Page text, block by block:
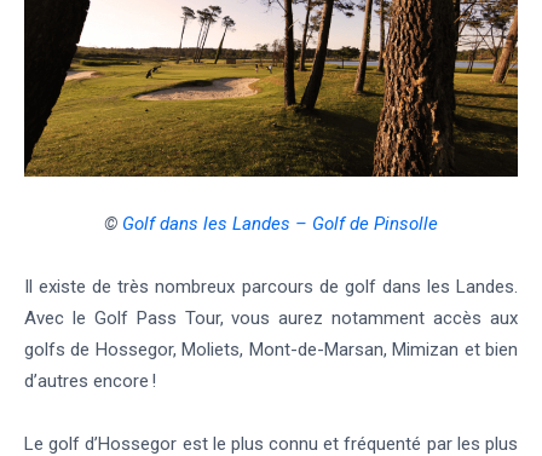
© Golf dans les Landes – Golf de Pinsolle
Il existe de très nombreux parcours de golf dans les Landes.
Avec le Golf Pass Tour, vous aurez notamment accès aux
golfs de Hossegor, Moliets, Mont-de-Marsan, Mimizan et bien
d’autres encore !
Le golf d’Hossegor est le plus connu et fréquenté par les plus